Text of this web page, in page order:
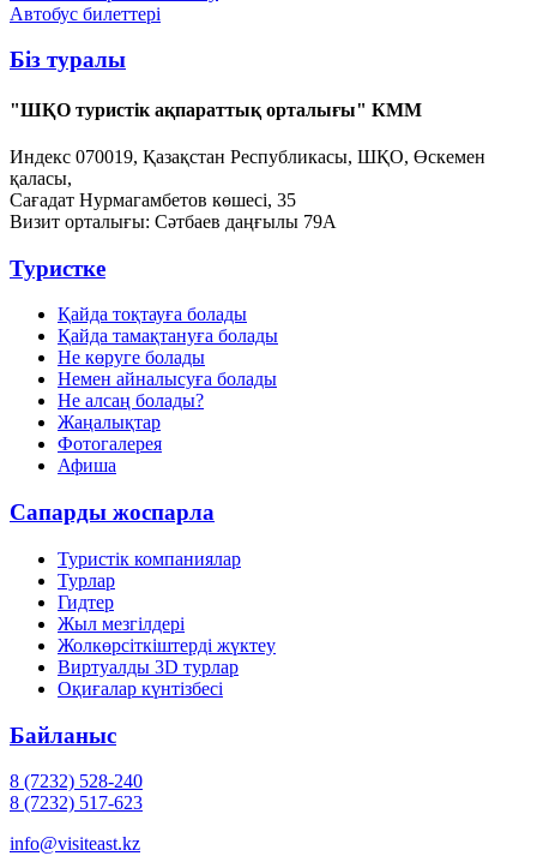
Автобус билеттері
Біз туралы
"ШҚО туристік ақпараттық орталығы" КММ
Индекс 070019, Қазақстан Республикасы, ШҚО, Өскемен
қаласы,
Сағадат Нурмагамбетов көшесі, 35
Визит орталығы: Сәтбаев даңғылы 79А
Туристке
Қайда тоқтауға болады
Қайда тамақтануға болады
Не көруге болады
Немен айналысуға болады
Не алсаң болады?
Жаңалықтар
Фотогалерея
Афиша
Сапарды жоспарла
Туристік компаниялар
Турлар
Гидтер
Жыл мезгілдері
Жолкөрсіткіштерді жүктеу
Виртуалды 3D турлар
Оқиғалар күнтізбесі
Байланыс
8 (7232) 528-240
8 (7232) 517-623
info@visiteast.kz